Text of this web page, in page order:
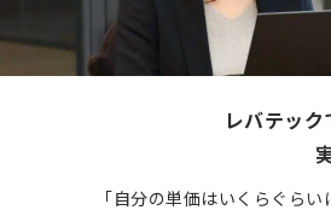
レバテッ
「自分の単価はいくらぐら